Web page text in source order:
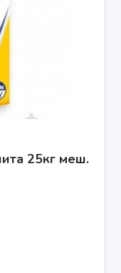
25кг меш.